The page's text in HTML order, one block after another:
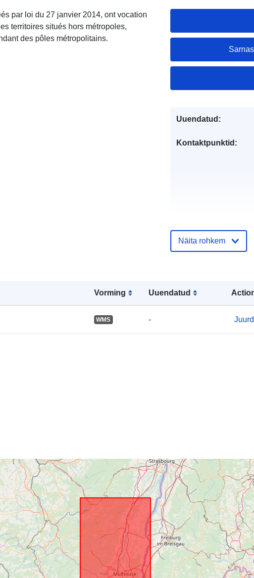
par loi du 27 janvier 2014, ont vocation
territoires situés hors métropoles,
des pôles métropolitains.
Vorming Uuendatud
WMS -
Uuendatud:
Kontaktpunktid:
ulatus:
uriRef:
Tüüp:
Näita rohkem